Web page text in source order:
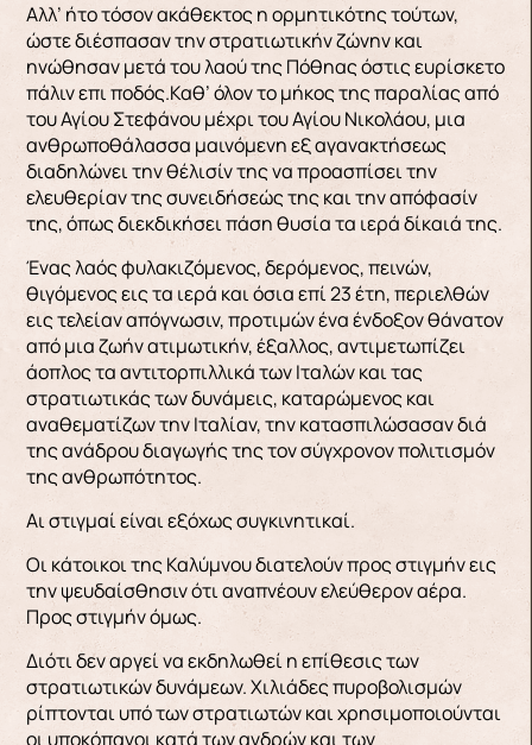
Αλλ’ ήτο τόσον ακάθεκτος η ορμητικότης τούτων,
ώστε διέσπασαν την στρατιωτικήν ζώνην και
ηνώθησαν μετά του λαού της Πόθηας όστις ευρίσκετο
πάλιν επι ποδός.Καθ’ όλον το μήκος της παραλίας από
του Αγίου Στεφάνου μέχρι του Αγίου Νικολάου, μια
ανθρωποθάλασσα μαινόμενη εξ αγανακτήσεως
διαδηλώνει την θέλισίν της να προασπίσει την
ελευθερίαν της συνειδήσεώς της και την απόφασίν
της, όπως διεκδικήσει πάση θυσία τα ιερά δίκαιά της.
Ένας λαός φυλακιζόμενος, δερόμενος, πεινών,
θιγόμενος εις τα ιερά και όσια επί 23 έτη, περιελθών
εις τελείαν απόγνωσιν, προτιμών ένα ένδοξον θάνατον
από μια ζωήν ατιμωτικήν, έξαλλος, αντιμετωπίζει
άοπλος τα αντιτορπιλλικά των Ιταλών και τας
στρατιωτικάς των δυνάμεις, καταρώμενος και
αναθεματίζων την Ιταλίαν, την κατασπιλώσασαν διά
της ανάδρου διαγωγής της τον σύγχρονον πολιτισμόν
της ανθρωπότητος.
Αι στιγμαί είναι εξόχως συγκινητικαί.
Οι κάτοικοι της Καλύμνου διατελούν προς στιγμήν εις
την ψευδαίσθησιν ότι αναπνέουν ελεύθερον αέρα.
Προς στιγμήν όμως.
Διότι δεν αργεί να εκδηλωθεί η επίθεσις των
στρατιωτικών δυνάμεων. Χιλιάδες πυροβολισμών
ρίπτονται υπό των στρατιωτών και χρησιμοποιούνται
οι υποκόπανοι κατά των ανδρών και των